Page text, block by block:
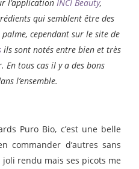
l’application INCI Beauty,
qui semblent être des
cependant sur le site de
ils sont notés entre bien et très
En tous cas il y a des bons
l’ensemble.
Puro Bio, c’est une belle
commander d’autres sans
rendu mais ses picots me